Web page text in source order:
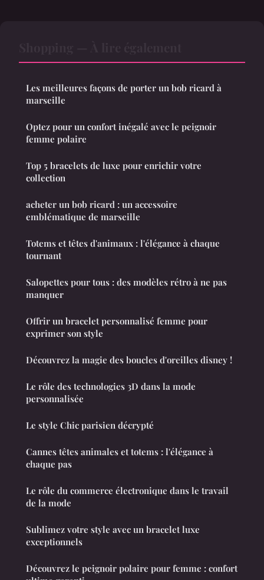
Les meilleures façons de porter un bob ricard à
marseille
Optez pour un confort inégalé avec le peignoir
femme polaire
Top 5 bracelets de luxe pour enrichir votre
collection
acheter un bob ricard : un accessoire
emblématique de marseille
Totems et têtes d'animaux : l'élégance à chaque
tournant
Salopettes pour tous : des modèles rétro à ne pas
manquer
Offrir un bracelet personnalisé femme pour
exprimer son style
Découvrez la magie des boucles d'oreilles disney !
Le rôle des technologies 3D dans la mode
personnalisée
Le style Chic parisien décrypté
Cannes têtes animales et totems : l'élégance à
chaque pas
Le rôle du commerce électronique dans le travail
de la mode
Sublimez votre style avec un bracelet luxe
exceptionnels
Découvrez le peignoir polaire pour femme : confort